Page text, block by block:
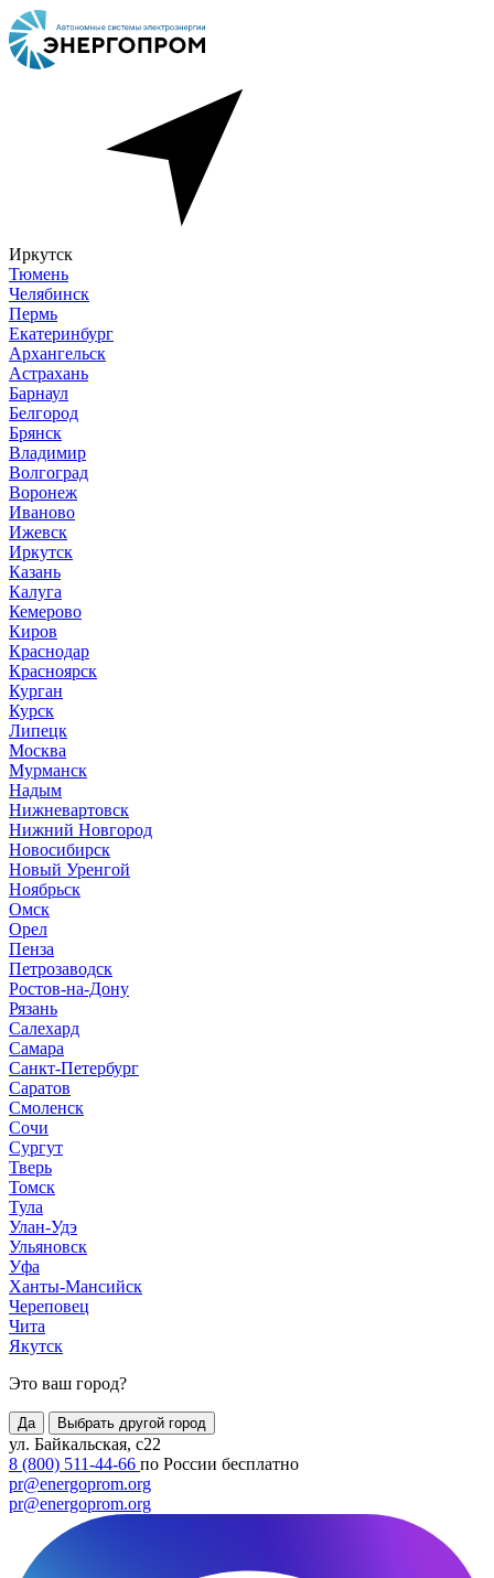
Иркутск
Тюмень
Челябинск
Пермь
Екатеринбург
Архангельск
Астрахань
Барнаул
Белгород
Брянск
Владимир
Волгоград
Воронеж
Иваново
Ижевск
Иркутск
Казань
Калуга
Кемерово
Киров
Краснодар
Красноярск
Курган
Курск
Липецк
Москва
Мурманск
Надым
Нижневартовск
Нижний Новгород
Новосибирск
Новый Уренгой
Ноябрьск
Омск
Орел
Пенза
Петрозаводск
Ростов-на-Дону
Рязань
Салехард
Самара
Санкт-Петербург
Саратов
Смоленск
Сочи
Сургут
Тверь
Томск
Тула
Улан-Удэ
Ульяновск
Уфа
Ханты-Мансийск
Череповец
Чита
Якутск
Это ваш город?
Да Выбрать другой город
ул. Байкальская, с22
8 (800) 511-44-66 по России бесплатно
pr@energoprom.org
pr@energoprom.org